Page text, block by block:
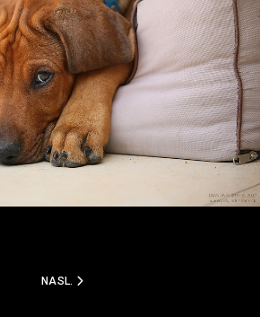
LUANDA WINNERS !!!
NASLEDUJÚCI ČLÁNOK: G - LITTER
NASL.